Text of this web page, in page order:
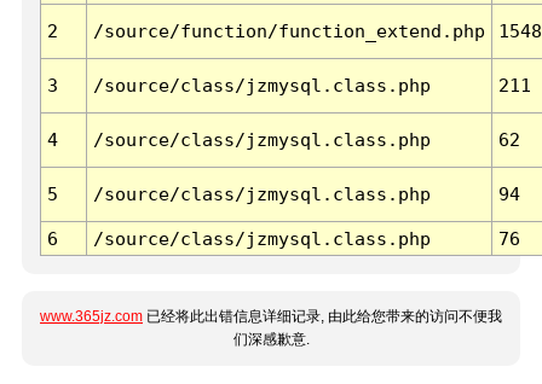
2 /source/function/function_extend.php 1548
3 /source/class/jzmysql.class.php 211
4 /source/class/jzmysql.class.php 62
5 /source/class/jzmysql.class.php 94
6 /source/class/jzmysql.class.php 76
www.365jz.com 已经将此出错信息详细记录, 由此给您带来的访问不便我
们深感歉意.